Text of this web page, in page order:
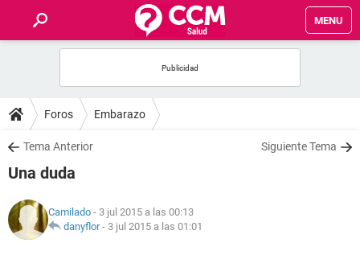
MENU
FOROS
SALUD
NUTRICIÓN
Foros Embarazo
Tema Anterior Siguiente Tema
Una duda
Camilado - 3 jul 2015 a las 00:13
danyflor- 3 jul 2015 a las 01:01